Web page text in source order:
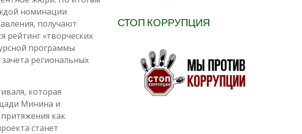
номинации
получают
рейтинг «творческих
программы
региональных
которая
Минина и
как
станет
СТОП КОРРУПЦИЯ